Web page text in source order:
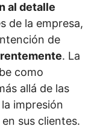
al detalle
de la empresa,
de
. La
como
allá de las
impresión
sus clientes.